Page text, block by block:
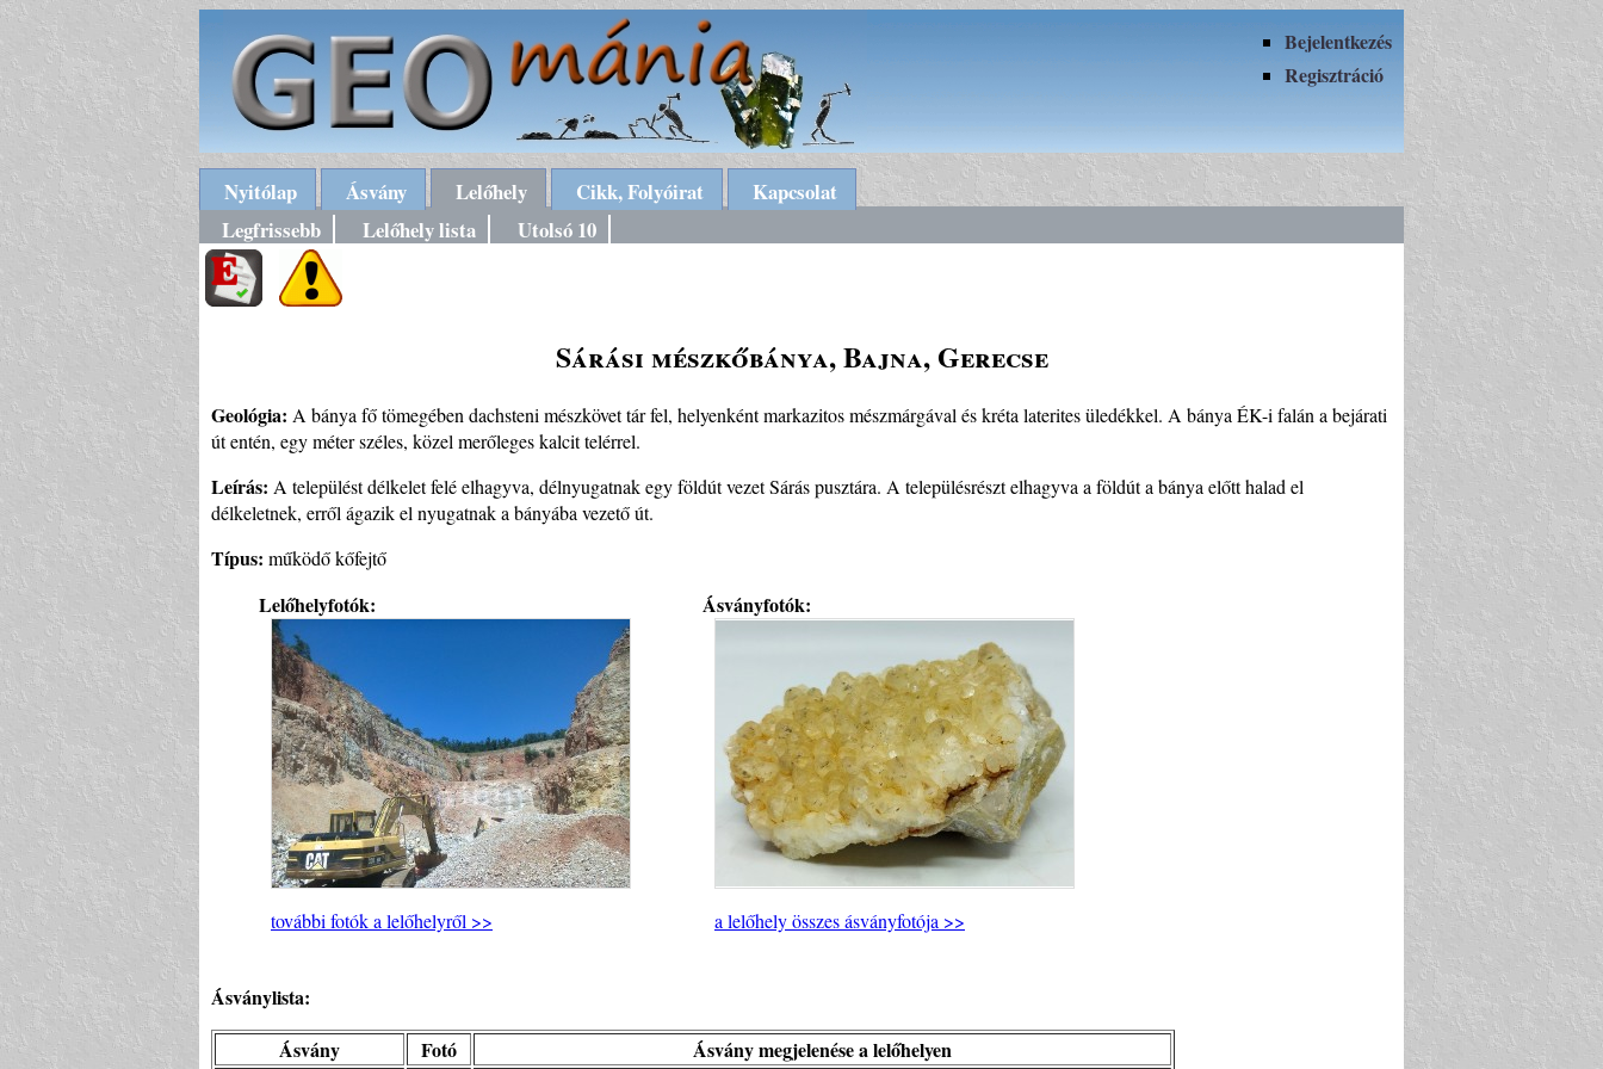
Bejelentkezés
Regisztráció
Nyitólap Ásvány Lelőhely Cikk, Folyóirat
Kapcsolat
Legfrissebb
Lelőhely lista Utolsó 10
Sárási mészkőbánya, Bajna, Gerecse
Geológia: A bánya fő tömegében dachsteni mészkövet tár fel, helyenként markazitos mészmárgával és kréta laterites üledékkel. A bánya ÉK-i falán a bejárati
út entén, egy méter széles, közel merőleges kalcit telérrel.
Leírás: A települést délkelet felé elhagyva, délnyugatnak egy földút vezet Sárás pusztára. A településrészt elhagyva a földút a bánya előtt halad el
délkeletnek, erről ágazik el nyugatnak a bányába vezető út.
Típus: működő kőfejtő
Lelőhelyfotók:
további fotók a lelőhelyről >>
Ásványfotók:
a lelőhely összes ásványfotója >>
Ásványlista:
Ásvány
Fotó Ásvány megjelenése a lelőhelyen